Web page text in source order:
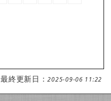
最終更新日：2025-09-06 11:22